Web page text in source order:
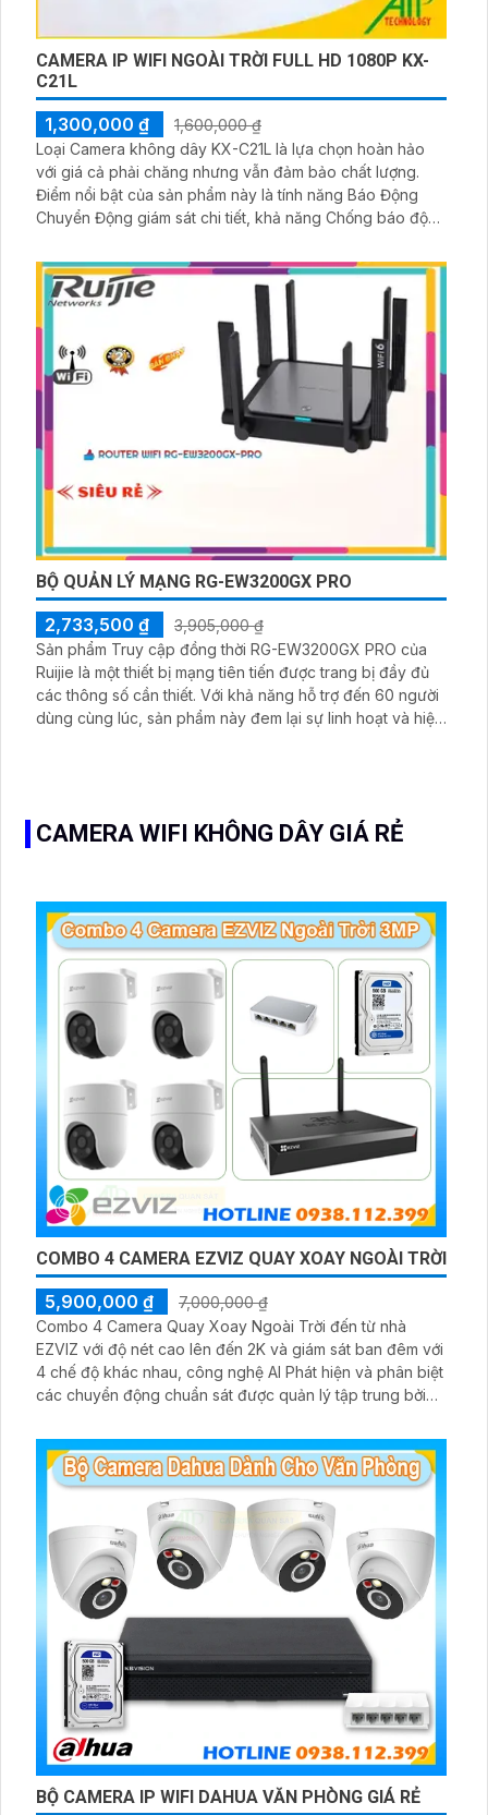
CAMERA IP WIFI NGOÀI TRỜI FULL HD 1080P KX-
C21L
1,300,000 ₫
1,600,000 ₫
Loại Camera không dây KX-C21L là lựa chọn hoàn hảo
với giá cả phải chăng nhưng vẫn đảm bảo chất lượng.
Điểm nổi bật của sản phẩm này là tính năng Báo Động
Chuyển Động giám sát chi tiết, khả năng Chống báo động
hình ảnh thiếu sáng với chip CMOS, cho phép xem ban
đêm rõ hơn với hình ảnh sắc nét Full Color trong khoảng
cách 30m
BỘ QUẢN LÝ MẠNG RG-EW3200GX PRO
2,733,500 ₫
3,905,000 ₫
Sản phẩm Truy cập đồng thời RG-EW3200GX PRO của
Ruijie là một thiết bị mạng tiên tiến được trang bị đầy đủ
các thông số cần thiết. Với khả năng hỗ trợ đến 60 người
dùng cùng lúc, sản phẩm này đem lại sự linh hoạt và hiệu
CAMERA WIFI KHÔNG DÂY GIÁ RẺ
COMBO 4 CAMERA EZVIZ QUAY XOAY NGOÀI TRỜI
5,900,000 ₫
7,000,000 ₫
Combo 4 Camera Quay Xoay Ngoài Trời đến từ nhà
EZVIZ với độ nét cao lên đến 2K và giám sát ban đêm với
4 chế độ khác nhau, công nghệ AI Phát hiện và phân biệt
các chuyển động chuẩn sát được quản lý tập trung bởi
BỘ CAMERA IP WIFI DAHUA VĂN PHÒNG GIÁ RẺ